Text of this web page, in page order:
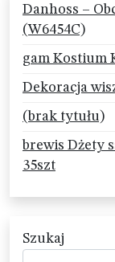
Danhoss –
(W6454C)
gam Kostium
Dekoracja
(brak tytułu)
brewis Dżety
35szt
Szukaj